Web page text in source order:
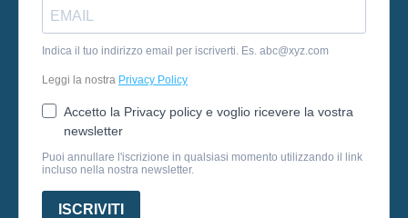
Indica il tuo indirizzo email per iscriverti. Es. abc@xyz.com
Leggi la nostra Privacy Policy
Accetto la Privacy policy e voglio ricevere la vostra
newsletter
Puoi annullare l'iscrizione in qualsiasi momento utilizzando il link
incluso nella nostra newsletter.
ISCRIVITI